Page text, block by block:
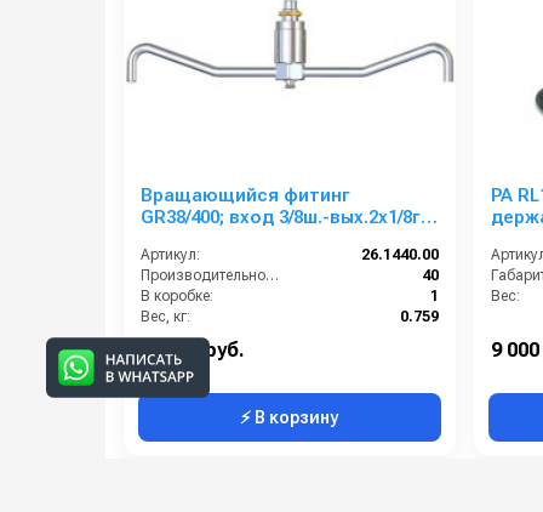
Вращающийся фитинг
GR38/400; вход 3/8ш.-вых.2х1/8г.;
град.
Артикул:
26.1440.00
Производительность (л/мин):
40
В коробке:
1
Вес, кг:
0.759
Сегмент:
43 000 руб.
⚡ В корзину
PA
Вес:
9